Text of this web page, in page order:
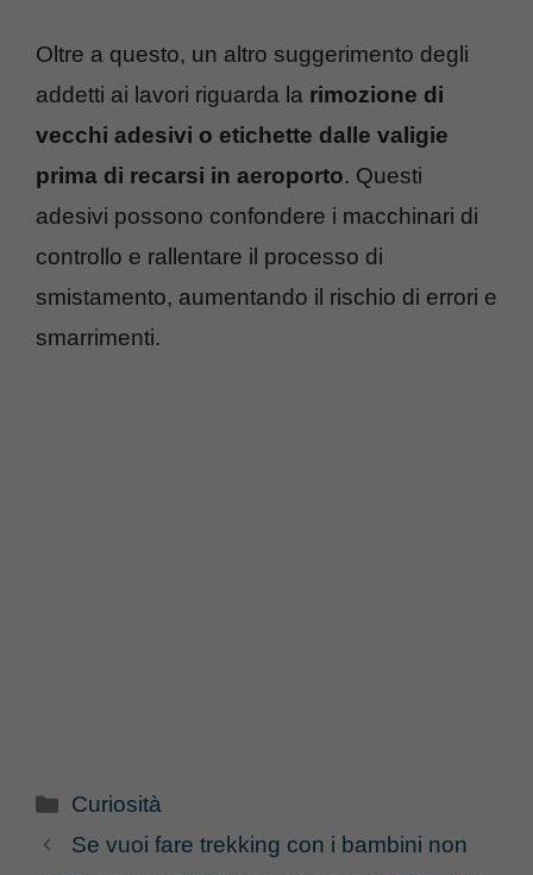
Oltre a questo, un altro suggerimento degli
addetti ai lavori riguarda la rimozione di
vecchi adesivi o etichette dalle valigie
prima di recarsi in aeroporto. Questi
adesivi possono confondere i macchinari di
controllo e rallentare il processo di
smistamento, aumentando il rischio di errori e
smarrimenti.
Categorie
Curiosità
Se vuoi fare trekking con i bambini non